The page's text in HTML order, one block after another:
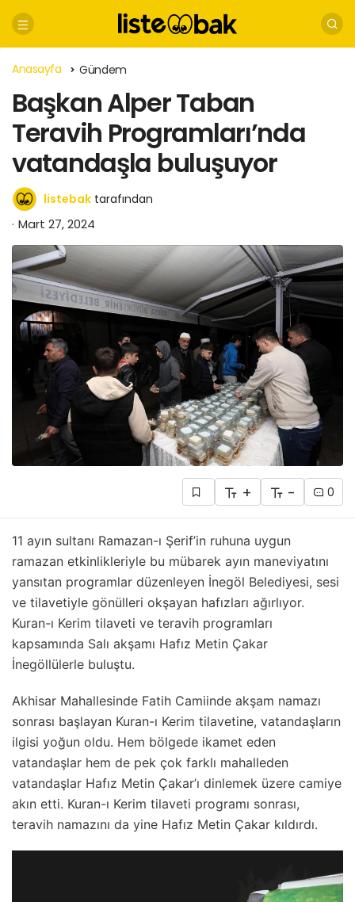
Anasayfa Gündem
Başkan Alper Taban
Teravih Programları’nda
vatandaşla buluşuyor
listebak tarafından
Mart 27, 2024
+ - 0
11 ayın sultanı Ramazan-ı Şerif’in ruhuna uygun
ramazan etkinlikleriyle bu mübarek ayın maneviyatını
yansıtan programlar düzenleyen İnegöl Belediyesi, sesi
ve tilavetiyle gönülleri okşayan hafızları ağırlıyor.
Kuran-ı Kerim tilaveti ve teravih programları
kapsamında Salı akşamı Hafız Metin Çakar
İnegöllülerle buluştu.
Akhisar Mahallesinde Fatih Camiinde akşam namazı
sonrası başlayan Kuran-ı Kerim tilavetine, vatandaşların
ilgisi yoğun oldu. Hem bölgede ikamet eden
vatandaşlar hem de pek çok farklı mahalleden
vatandaşlar Hafız Metin Çakar’ı dinlemek üzere camiye
akın etti. Kuran-ı Kerim tilaveti programı sonrası,
teravih namazını da yine Hafız Metin Çakar kıldırdı.